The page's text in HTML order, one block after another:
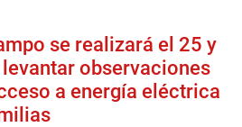
se realizará el 25 y
observaciones
a energía eléctrica